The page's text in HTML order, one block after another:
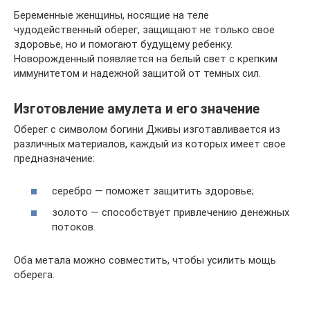
Беременные женщины, носящие на теле
чудодейственный оберег, защищают не только свое
здоровье, но и помогают будущему ребенку.
Новорожденный появляется на белый свет с крепким
иммунитетом и надежной защитой от темных сил.
Изготовление амулета и его значение
Оберег с символом богини Дживы изготавливается из
различных материалов, каждый из которых имеет свое
предназначение:
серебро — поможет защитить здоровье;
золото — способствует привлечению денежных
потоков.
Оба метала можно совместить, чтобы усилить мощь
оберега.